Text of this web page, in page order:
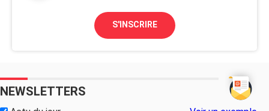
S'INSCRIRE
NEWSLETTERS